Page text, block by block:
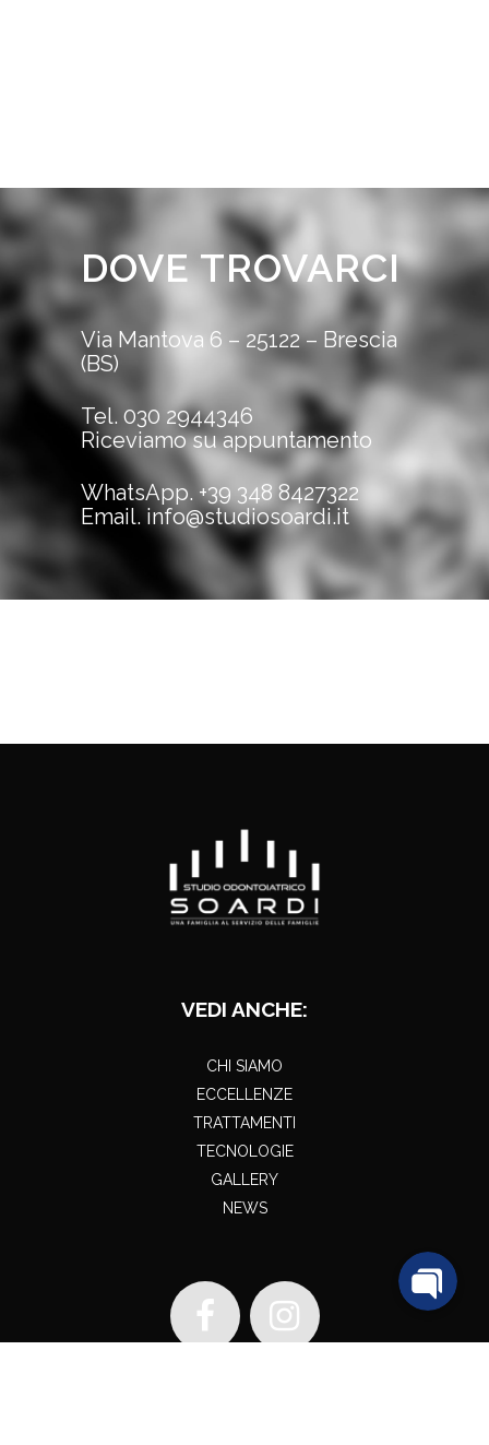
DOVE TROVARCI
Via Mantova 6 – 25122 – Brescia
(BS)
Tel. 030 2944346
Riceviamo su appuntamento
WhatsApp. +39 348 8427322
Email. info@studiosoardi.it
VEDI ANCHE:
CHI SIAMO
ECCELLENZE
TRATTAMENTI
TECNOLOGIE
GALLERY
NEWS